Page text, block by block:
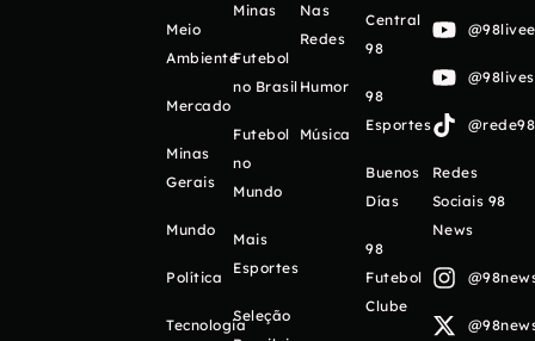
Meio
Ambiente
Mercado
Minas
Gerais
Mundo
Política
Tecnologia
Minas
Futebol
no Brasil
Futebol
no
Mundo
Mais
Esportes
Seleção
Nas
Redes
Humor
Música
Central
98
98
Esportes
Buenos
Días
98
Futebol
Clube
Redes
Sociais 98
News